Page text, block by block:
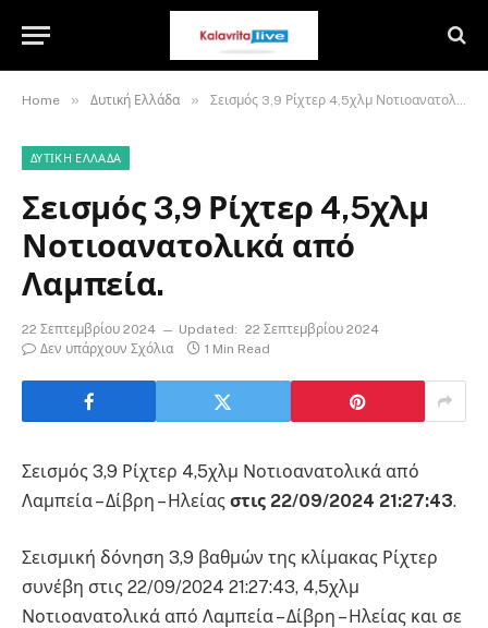
Home » Δυτική Ελλάδα » Σεισμός 3,9 Ρίχτερ 4,5χλμ Νοτιοανατολικά από Λαμπεία.
ΔΥΤΙΚΉ ΕΛΛΆΔΑ
Σεισμός 3,9 Ρίχτερ 4,5χλμ
Νοτιοανατολικά από
Λαμπεία.
22 Σεπτεμβρίου 2024 Updated: 22 Σεπτεμβρίου 2024
Δεν υπάρχουν Σχόλια
1 Min Read
Σεισμός 3,9 Ρίχτερ 4,5χλμ Νοτιοανατολικά από
Λαμπεία – Δίβρη – Ηλείας στις 22/09/2024 21:27:43.
Σεισμική δόνηση 3,9 βαθμών της κλίμακας Ρίχτερ
συνέβη στις 22/09/2024 21:27:43, 4,5χλμ
Νοτιοανατολικά από Λαμπεία – Δίβρη – Ηλείας και σε